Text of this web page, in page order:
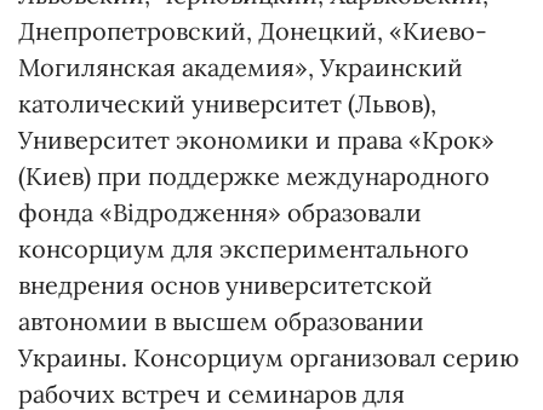
Днепропетровский, Донецкий, «Киево-
Могилянская академия», Украинский
католический университет (Львов),
Университет экономики и права «Крок»
(Киев) при поддержке международного
фонда «Відродження» образовали
консорциум для экспериментального
внедрения основ университетской
автономии в высшем образовании
Украины. Консорциум организовал серию
рабочих встреч и семинаров для